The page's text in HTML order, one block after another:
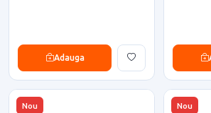
Adauga
Nou Nou